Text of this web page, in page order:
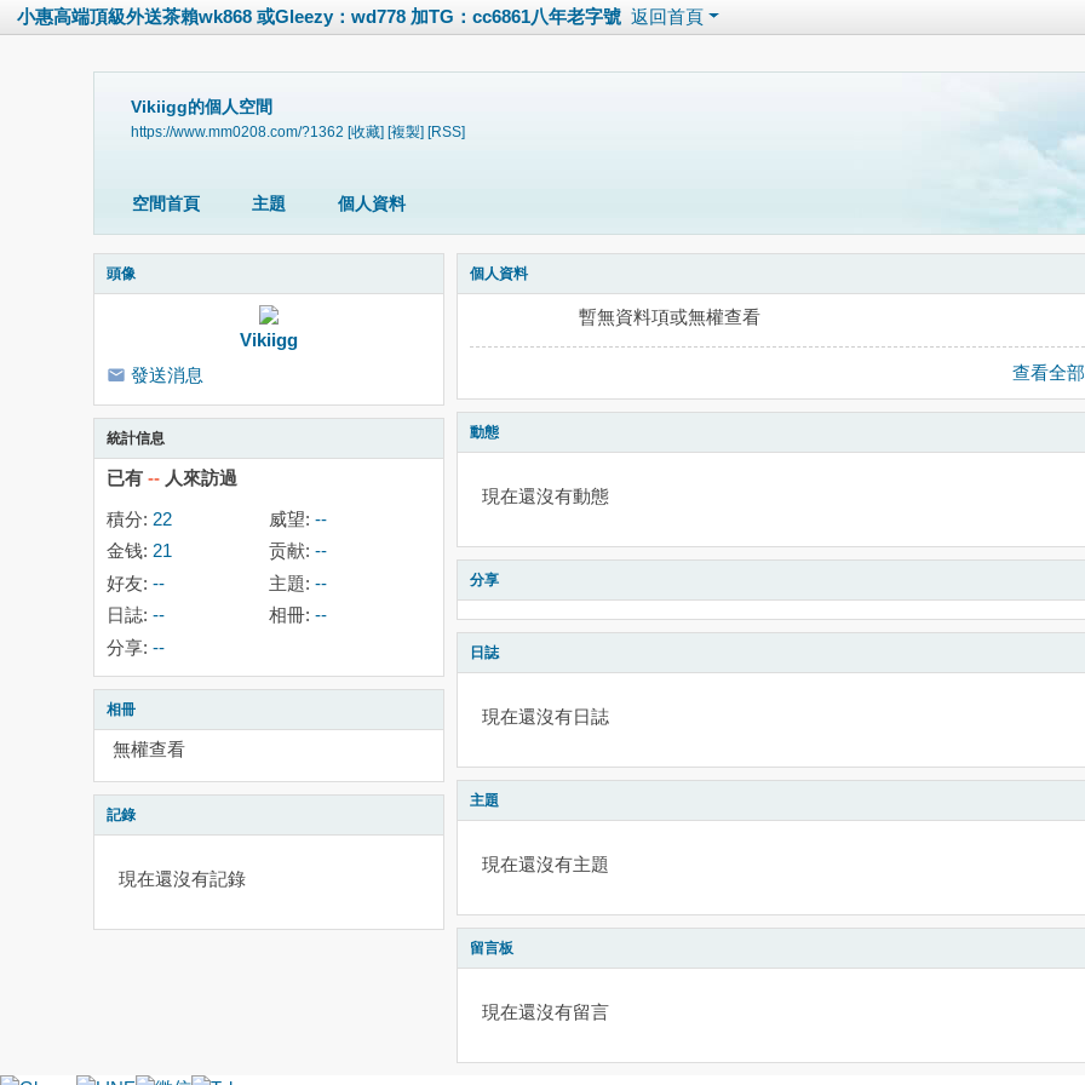
小惠高端頂級外送茶賴wk868 或Gleezy：wd778 加TG：cc6861八年老字號 返回首頁
Vikiigg的個人空間
https://www.mm0208.com/?1362 [收藏] [複製] [RSS]
空間首頁 主題 個人資料
頭像
Vikiigg
發送消息
統計信息
已有 -- 人來訪過
積分: 22 威望: --
金钱: 21 贡献: --
好友: -- 主題: --
日誌: -- 相冊: --
分享: --
相冊
無權查看
記錄
現在還沒有記錄
個人資料
暫無資料項或無權查看
查看全
動態
現在還沒有動態
分享
日誌
現在還沒有日誌
主題
現在還沒有主題
留言板
現在還沒有留言